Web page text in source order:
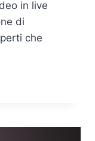
in live
di
che